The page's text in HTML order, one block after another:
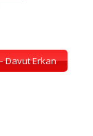
Davut Erkan